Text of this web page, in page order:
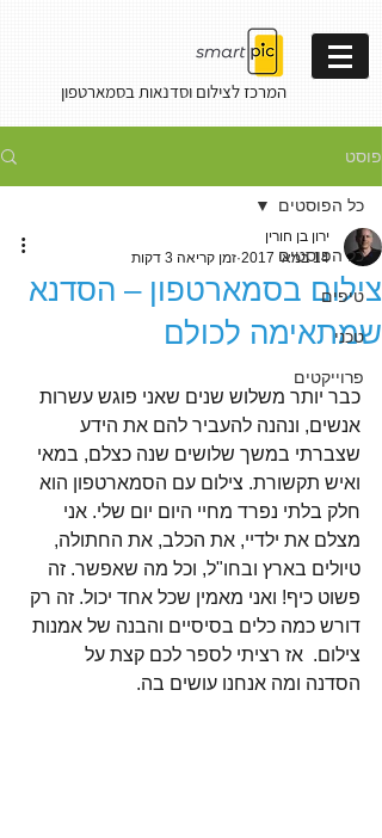
המרכז לצילום וסדנאותבסמארטפון
פוסט
כל הפוסטים
טיפים
טכני
פרוייקטים
כל הפוסטים
צילום בסמארטפון – הסדנא
שמתאימה לכולם
ירון בן חורין
14 במאי 2017
זמן קריאה 3 דקות
כבר יותר משלוש שנים שאני פוגש עשרות
אנשים, ונהנה להעביר להם את הידע
שצברתי במשך שלושים שנה כצלם, במאי
ואיש תקשורת. צילום עם הסמארטפון הוא
חלק בלתי נפרד מחיי היום יום שלי. אני
מצלם את ילדיי, את הכלב, את החתולה,
טיולים בארץ ובחו"ל, וכל מה שאפשר. זה
פשוט כיף! ואני מאמין שכל אחד יכול. זה רק
דורש כמה כלים בסיסיים והבנה של אמנות
צילום.  אז רציתי לספר לכם קצת על
הסדנה ומה אנחנו עושים בה.